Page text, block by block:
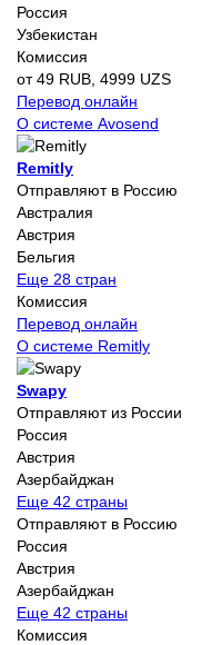
Россия
Узбекистан
Комиссия
от 49 RUB, 4999 UZS
Перевод онлайн
О системе Avosend
Remitly
Отправляют в Россию
Австралия
Австрия
Бельгия
Еще 28 стран
Комиссия
Перевод онлайн
О системе Remitly
Swapy
Отправляют из России
Россия
Австрия
Азербайджан
Еще 42 страны
Отправляют в Россию
Россия
Австрия
Азербайджан
Еще 42 страны
Комиссия